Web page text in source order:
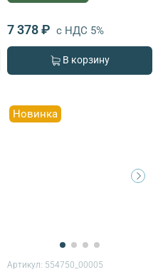
7 378 ₽ с НДС 5%
В корзину
Новинка
Артикул: 554750_00005